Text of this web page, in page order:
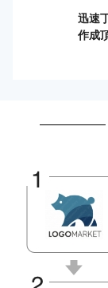
迅速
作成